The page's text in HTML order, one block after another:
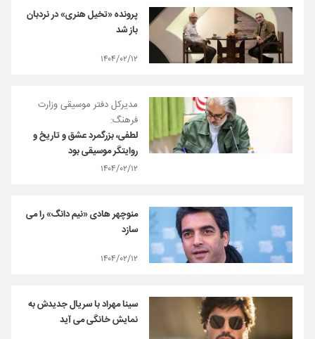
پرونده‌ «تخیل هنری» در نردبان
باز شد
۱۴۰۴/۰۲/۱۲
مدیرکل دفتر موسیقی وزارت
فرهنگ:
لطفی، بزرگمرد عشق و تاریخ و
روایتگر موسیقی بود
۱۴۰۴/۰۲/۱۲
منوچهر هادی «نیم دانگ» را می
سازد
۱۴۰۴/۰۲/۱۲
سینا مهراد با سریال جدیدش به
نمایش خانگی می آید